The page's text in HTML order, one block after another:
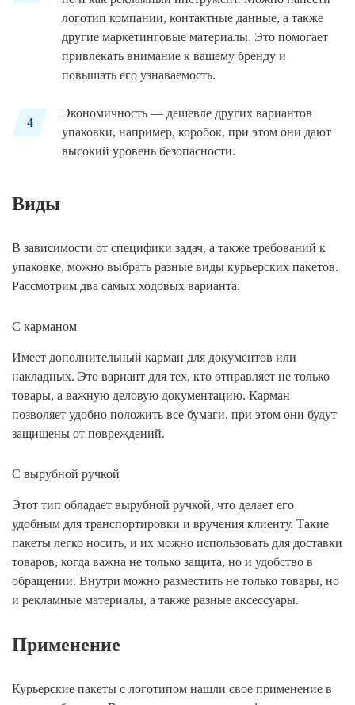
логотип компании, контактные данные, а также
другие маркетинговые материалы. Это помогает
привлекать внимание к вашему бренду и
повышать его узнаваемость.
4
Экономичность — дешевле других вариантов
упаковки, например, коробок, при этом они дают
высокий уровень безопасности.
Виды
В зависимости от специфики задач, а также требований к
упаковке, можно выбрать разные виды курьерских пакетов.
Рассмотрим два самых ходовых варианта:
С карманом
Имеет дополнительный карман для документов или
накладных. Это вариант для тех, кто отправляет не только
товары, а важную деловую документацию. Карман
позволяет удобно положить все бумаги, при этом они будут
защищены от повреждений.
С вырубной ручкой
Этот тип обладает вырубной ручкой, что делает его
удобным для транспортировки и вручения клиенту. Такие
пакеты легко носить, и их можно использовать для доставки
товаров, когда важна не только защита, но и удобство в
обращении. Внутри можно разместить не только товары, но
и рекламные материалы, а также разные аксессуары.
Применение
Курьерские пакеты с логотипом нашли свое применение в